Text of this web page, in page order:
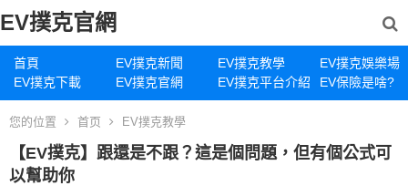
EV撲克官網
首頁 EV撲克新聞 EV撲克教學
EV撲克娛樂場
EV撲克下載
EV撲克官網 EV撲克平台介紹 EV保險是啥?
您的位置 首页 EV撲克教學
【EV撲克】跟還是不跟？這是個問題，但有個公式可
以幫助你